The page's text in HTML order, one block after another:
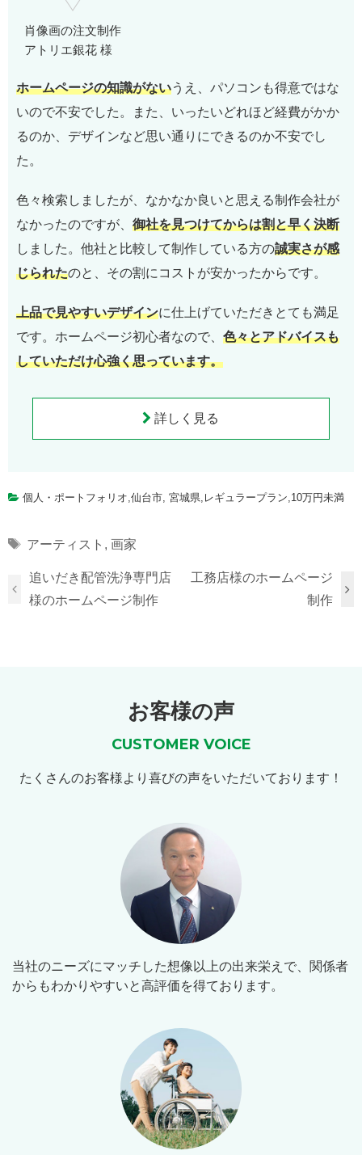
肖像画の注文制作
アトリエ銀花 様
ホームページの知識がないうえ、パソコンも得意ではな
いので不安でした。また、いったいどれほど経費がかか
るのか、デザインなど思い通りにできるのか不安でし
た。
色々検索しましたが、なかなか良いと思える制作会社が
なかったのですが、 御社を見つけてからは割と早く決断
しました。他社と比較して制作している方の誠実さが感
じられたのと、その割にコストが安かったからです。
上品で見やすいデザインに仕上げていただきとても満足
です。ホームページ初心者なので、 色々とアドバイスも
していただけ心強く思っています。
詳しく見る
個人・ポートフォリオ 仙台市 宮城県 レギュラープラン 10万円未満
Tags
アーティスト , 画家
追いだき配管洗浄専門店
様のホームページ制作
工務店様のホームページ
制作
お客様の声
CUSTOMER VOICE
たくさんのお客様より喜びの声をいただいております！
当社のニーズにマッチした想像以上の出来栄えで、関係者
からもわかりやすいと高評価を得ております。